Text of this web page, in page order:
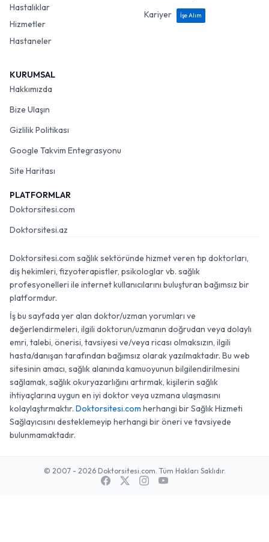
Hastalıklar
Hizmetler
Hastaneler
Kariyer
İşe Alım
KURUMSAL
Hakkımızda
Bize Ulaşın
Gizlilik Politikası
Google Takvim Entegrasyonu
Site Haritası
PLATFORMLAR
Doktorsitesi.com
Doktorsitesi.az
Doktorsitesi.com sağlık sektöründe hizmet veren tıp doktorları,
diş hekimleri, fizyoterapistler, psikologlar vb. sağlık
profesyonelleri ile internet kullanıcılarını buluşturan bağımsız bir
platformdur.
İş bu sayfada yer alan doktor/uzman yorumları ve
değerlendirmeleri, ilgili doktorun/uzmanın doğrudan veya dolaylı
emri, talebi, önerisi, tavsiyesi ve/veya ricası olmaksızın, ilgili
hasta/danışan tarafından bağımsız olarak yazılmaktadır. Bu web
sitesinin amacı, sağlık alanında kamuoyunun bilgilendirilmesini
sağlamak, sağlık okuryazarlığını artırmak, kişilerin sağlık
ihtiyaçlarına uygun en iyi doktor veya uzmana ulaşmasını
kolaylaştırmaktır. Doktorsitesi.com herhangi bir Sağlık Hizmeti
Sağlayıcısını desteklemeyip herhangi bir öneri ve tavsiyede
bulunmamaktadır.
© 2007 - 2026 Doktorsitesi.com. Tüm Hakları Saklıdır.